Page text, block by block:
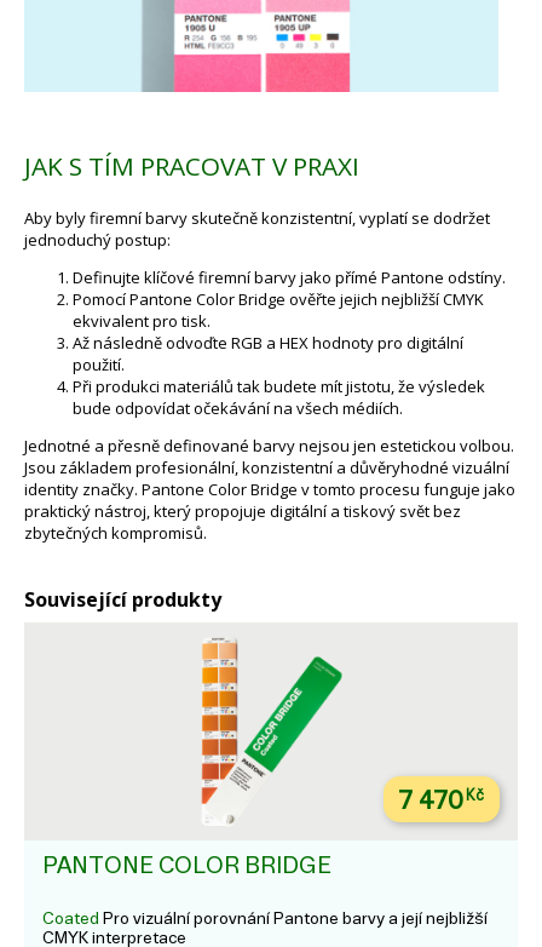
Související produkty
7 470Kč
PANTONE COLOR BRIDGE
Coated Pro vizuální porovnání Pantone barvy a její nejbližší
CMYK interpretace
JAK S TÍM PRACOVAT V PRAXI
Aby byly firemní barvy skutečně konzistentní, vyplatí se dodržet
jednoduchý postup:
Definujte klíčové firemní barvy jako přímé Pantone odstíny.
Pomocí Pantone Color Bridge ověřte jejich nejbližší CMYK
ekvivalent pro tisk.
Až následně odvoďte RGB a HEX hodnoty pro digitální
použití.
Při produkci materiálů tak budete mít jistotu, že výsledek
bude odpovídat očekávání na všech médiích.
Jednotné a přesně definované barvy nejsou jen estetickou volbou.
Jsou základem profesionální, konzistentní a důvěryhodné vizuální
identity značky. Pantone Color Bridge v tomto procesu funguje jako
praktický nástroj, který propojuje digitální a tiskový svět bez
zbytečných kompromisů.